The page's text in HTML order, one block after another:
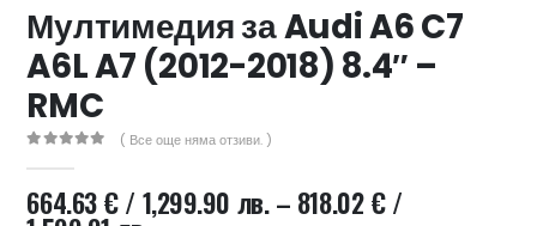
Мултимедия за Audi A6 C7
A6L A7 (2012-2018) 8.4″ –
RMC
( Все още няма отзиви. )
664.63€/ 1,299.90 лв.– 818.02€/